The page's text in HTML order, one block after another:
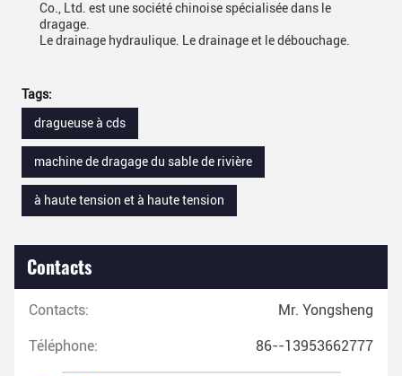
Co., Ltd. est une société chinoise spécialisée dans le
dragage.
Le drainage hydraulique. Le drainage et le débouchage.
Tags:
dragueuse à cds
machine de dragage du sable de rivière
à haute tension et à haute tension
Contacts
Contacts: Mr. Yongsheng
Téléphone: 86--13953662777